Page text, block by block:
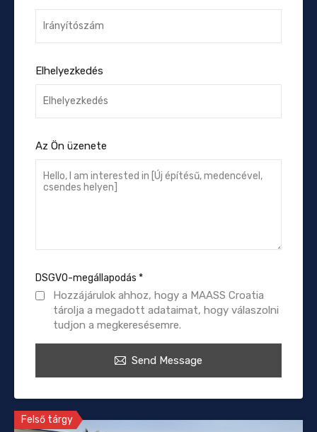
Elhelyezkedés
Az Ön üzenete
DSGVO-megállapodás *
Hozzájárulok ahhoz, hogy a MAASS Croatia
tárolja a megadott adataimat, hogy válaszolni
tudjon a megkeresésemre.
Send Message
Felső tárgy